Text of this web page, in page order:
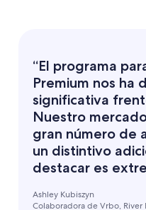
“El programa
Premium nos ha
significativa
Nuestro
gran número de
un distintivo
destacar es
Ashley Kubiszyn
Colaboradora de Vrbo, River